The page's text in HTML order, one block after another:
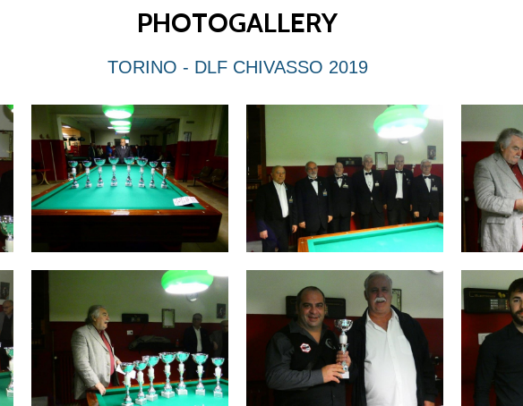
CONTATTI PRIVACY
Consiglio Federale Carte Federali Regolamenti
di Gara
PHOTOGALLERY
TORINO - DLF CHIVASSO 2019